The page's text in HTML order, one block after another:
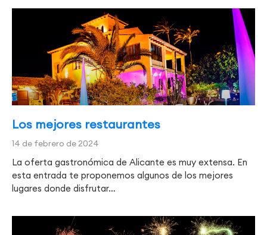
Los mejores restaurantes
14 de febrero de 2024
La oferta gastronómica de Alicante es muy extensa. En
esta entrada te proponemos algunos de los mejores
lugares donde disfrutar…